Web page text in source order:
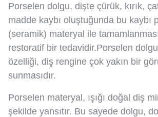
Porselen dolgu, dişte çürük, kırık,
madde kaybı oluştuğunda bu kaybı
(seramik) materyal ile
restoratif bir tedavidir.Porselen
özelliği, diş rengine çok yakın bir
sunmasıdır.
Porselen materyal, ışığı doğal diş
şekilde yansıtır. Bu sayede dolgu,